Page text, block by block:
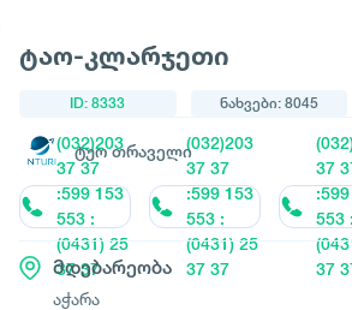
ტაო-კლარჯეთი
ID: 8333 ნახვები: 8045
ტუო თრაველი
(032)203
37 37
:599 153
553 :
(0431) 25
37 37
(032)203
37 37
:599 153
553 :
(0431) 25
37 37
37
553 :
37
მდებარეობა
აჭარა